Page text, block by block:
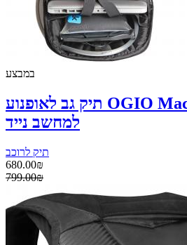
במבצע
תיק גב לאופנוע OGIO Mach 5 אוג'יו תיק
למחשב נייד
תיק לרוכב
680.00₪
799.00₪